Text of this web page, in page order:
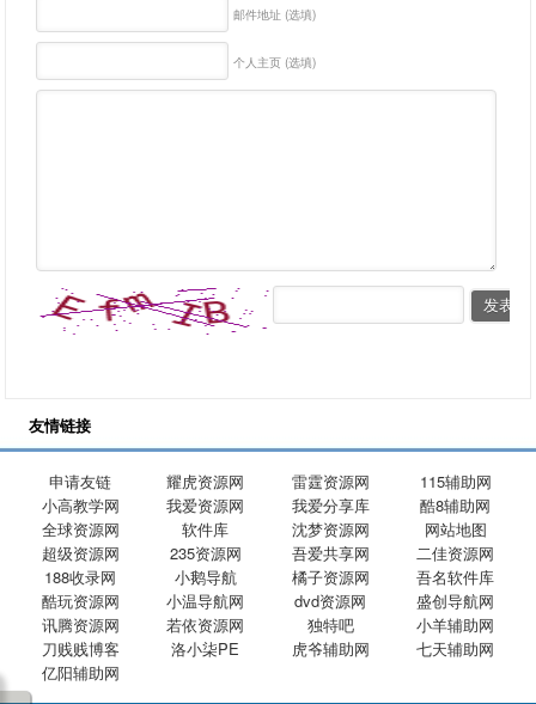
邮件地址 (选填)
个人主页 (选填)
友情链接
申请友链 耀虎资源网 雷霆资源网
115辅助网
小高教学网
我爱资源网 我爱分享库
酷8辅助网
全球资源网
软件库 沈梦资源网
网站地图
超级资源网
235资源网 吾爱共享网
二佳资源网
188收录网
小鹅导航 橘子资源网
吾名软件库
酷玩资源网
小温导航网 dvd资源网
盛创导航网
讯腾资源网
若依资源网 独特吧
小羊辅助网
刀贱贱博客
洛小柒PE 虎爷辅助网
七天辅助网
亿阳辅助网